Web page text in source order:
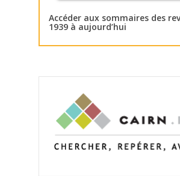
Accéder aux sommaires des
1939 à aujourd’hui